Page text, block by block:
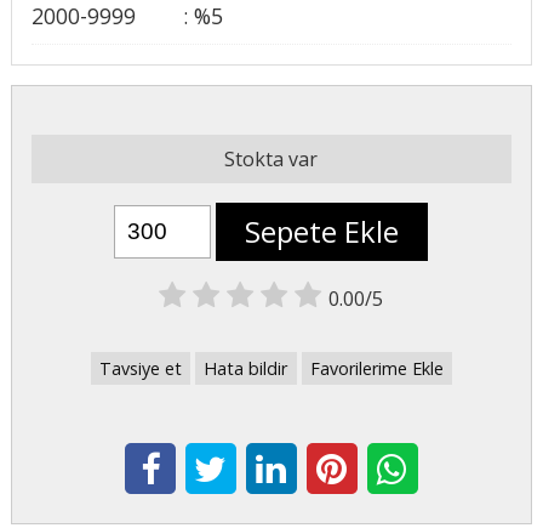
2000-9999
: %5
Stokta var
Sepete Ekle
0.00/5
Tavsiye et Hata bildir Favorilerime Ekle